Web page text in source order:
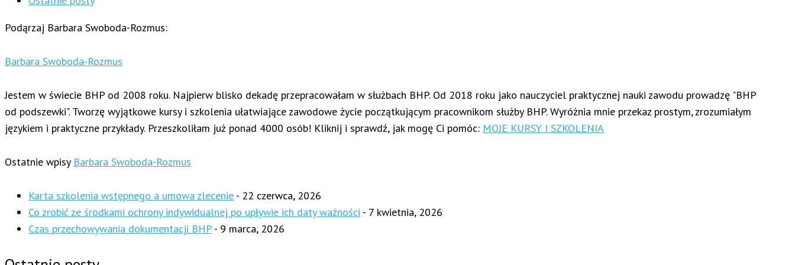
Podąrzaj Barbara Swoboda-Rozmus:
Barbara Swoboda-Rozmus
Jestem w świecie BHP od 2008 roku. Najpierw blisko dekadę przepracowałam w służbach BHP. Od 2018 roku jako nauczyciel praktycznej nauki zawodu prowadzę "BHP
od podszewki". Tworzę wyjątkowe kursy i szkolenia ułatwiające zawodowe życie początkującym pracownikom służby BHP. Wyróżnia mnie przekaz prostym, zrozumiałym
językiem i praktyczne przykłady. Przeszkoliłam już ponad 4000 osób! Kliknij i sprawdź, jak mogę Ci pomóc: MOJE KURSY I SZKOLENIA
Ostatnie wpisy Barbara Swoboda-Rozmus
Karta szkolenia wstępnego a umowa zlecenie - 22 czerwca, 2026
Co zrobić ze środkami ochrony indywidualnej po upływie ich daty ważności - 7 kwietnia, 2026
Czas przechowywania dokumentacji BHP - 9 marca, 2026